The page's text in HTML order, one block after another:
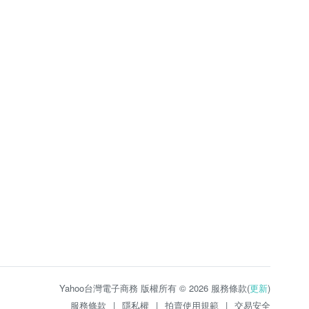
Yahoo台灣電子商務 版權所有 © 2026 服務條款(更新)
服務條款
| 隱私權 | 拍賣使用規範 | 交易安全